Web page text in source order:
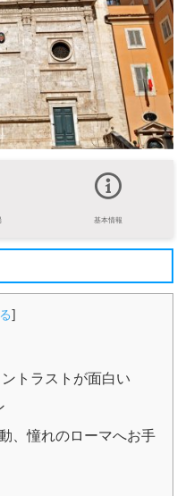
基本情報
]
トラストが面白い
、憧れのローマへお手